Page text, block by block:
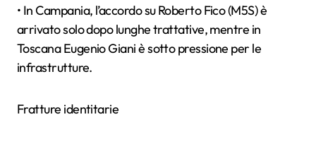
• In Campania, l’accordo su Roberto Fico (M5S) è
arrivato solo dopo lunghe trattative, mentre in
Toscana Eugenio Giani è sotto pressione per le
infrastrutture.
Fratture identitarie